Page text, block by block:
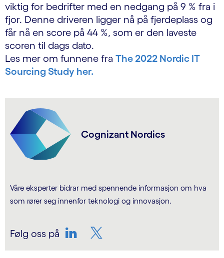
viktig for bedrifter med en nedgang på 9 % fra i
fjor. Denne driveren ligger nå på fjerdeplass og
får nå en score på 44 %, som er den laveste
scoren til dags dato.
Les mer om funnene fra The 2022 Nordic IT
Sourcing Study her.
Cognizant Nordics
Våre eksperter bidrar med spennende informasjon om hva
som rører seg innenfor teknologi og innovasjon.
Følg oss på